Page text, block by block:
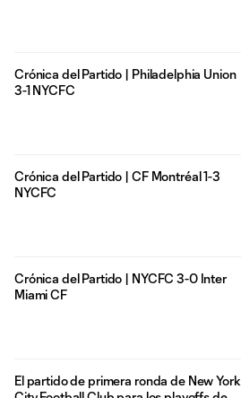
Crónica del Partido | Philadelphia Union
3-1 NYCFC
Crónica del Partido | CF Montréal 1-3
NYCFC
Crónica del Partido | NYCFC 3-0 Inter
Miami CF
El partido de primera ronda de New York